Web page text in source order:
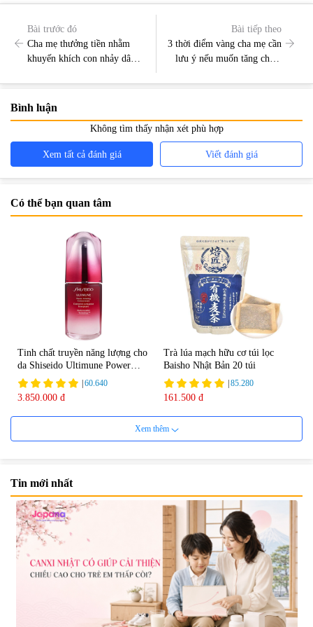
Bài trước đó
Cha mẹ thưởng tiền nhằm
khuyến khích con nhảy dây
Bài tiếp theo
3 thời điểm vàng cha mẹ cần
lưu ý nếu muốn tăng chiều
Bình luận
Không tìm thấy nhận xét phù hợp
Xem tất cả đánh giá Viết đánh giá
Có thể bạn quan tâm
Tinh chất truyền năng lượng cho
da Shiseido Ultimune Power
75ml
60.640
3.850.000 đ
Trà lúa mạch hữu cơ túi lọc
Baisho Nhật Bản 20 túi
85.280
161.500 đ
Viên uống bổ não Ribeto Shoji
Ichoha Ekisu Plus - 90 viên
|57.920
Viên nang uống cải thiện thị lực,
trí nhớ DHA + EPA + Flaxseed
Oil 30 viên/gói - Date 02/2027
52.346
225.000 đ
Xem thêm
Tin mới nhất